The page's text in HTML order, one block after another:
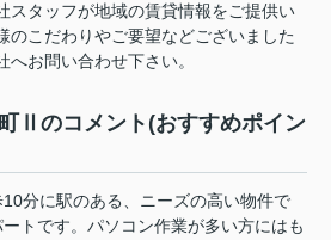
スタッフが地域の賃貸情報をご提供い
のこだわりやご要望などございました
へお問い合わせ下さい。
Ⅱのコメント(おすすめポイン
分に駅のある、ニーズの高い物件で
トです。パソコン作業が多い方にはも